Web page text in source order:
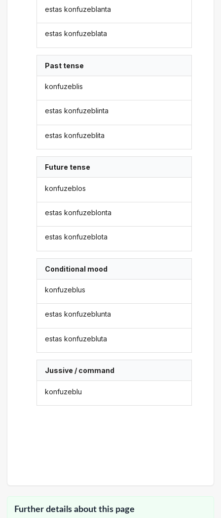
estas konfuzeblanta
estas konfuzeblata
Past tense
konfuzeblis
estas konfuzeblinta
estas konfuzeblita
Future tense
konfuzeblos
estas konfuzeblonta
estas konfuzeblota
Conditional mood
konfuzeblus
estas konfuzeblunta
estas konfuzebluta
Jussive / command
konfuzeblu
Further details about this page